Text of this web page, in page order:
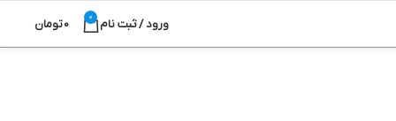
ورود / ثبت نام 0
0تومان